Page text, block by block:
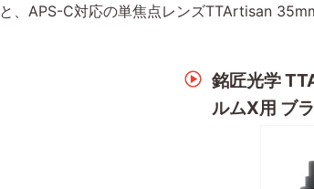
、APS-C対応の単焦点レンズTTArtisan
銘匠光学
ルムX用 ブ